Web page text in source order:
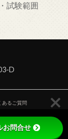
試験範囲
D
あるご質問
教室】
お問合せ